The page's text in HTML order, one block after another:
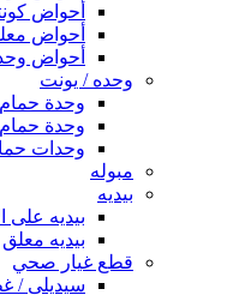
أحواض
أحواض
أحواض
وحده / يونت
وحدة
وحدة
وحدات
مبوله
بيديه
بيديه على
بيديه معلق
قطع غيار صحي
سيديلى /